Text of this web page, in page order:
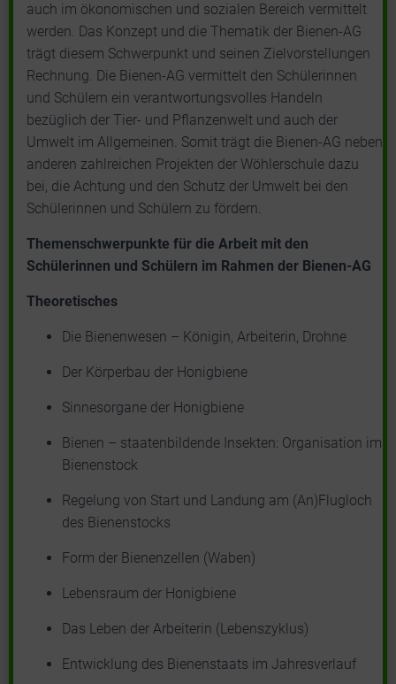
auch im ökonomischen und sozialen Bereich vermittelt
werden. Das Konzept und die Thematik der Bienen-AG
trägt diesem Schwerpunkt und seinen Zielvorstellungen
Rechnung. Die Bienen-AG vermittelt den Schülerinnen
und Schülern ein verantwortungsvolles Handeln
bezüglich der Tier- und Pflanzenwelt und auch der
Umwelt im Allgemeinen. Somit trägt die Bienen-AG neben
anderen zahlreichen Projekten der Wöhlerschule dazu
bei, die Achtung und den Schutz der Umwelt bei den
Schülerinnen und Schülern zu fördern.
Themenschwerpunkte für die Arbeit mit den
Schülerinnen und Schülern im Rahmen der Bienen-AG
Theoretisches
Die Bienenwesen – Königin, Arbeiterin, Drohne
Der Körperbau der Honigbiene
Sinnesorgane der Honigbiene
Bienen – staatenbildende Insekten: Organisation im
Bienenstock
Regelung von Start und Landung am (An)Flugloch
des Bienenstocks
Form der Bienenzellen (Waben)
Lebensraum der Honigbiene
Das Leben der Arbeiterin (Lebenszyklus)
Entwicklung des Bienenstaats im Jahresverlauf